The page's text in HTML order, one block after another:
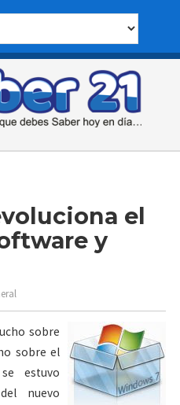
el
y
sobre
sobre el
estuvo
nuevo